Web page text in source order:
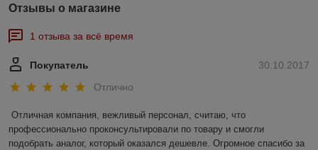
Отзывы о магазине
1 отзыва за всё время
30.10.2017
Покупатель
Отлично
Отличная компания, вежливый персонал, считаю, что
профессионально проконсультировали по товару и смогли
подобрать аналог, который оказался дешевле. Огромное спасибо за